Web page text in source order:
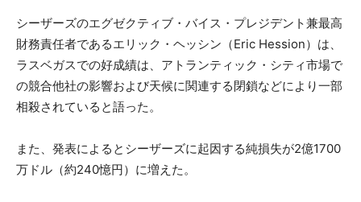
シーザーズのエグゼクティブ・バイス・プレジデント兼最高
財務責任者であるエリック・ヘッシン（Eric Hession）は、
ラスベガスでの好成績は、アトランティック・シティ市場で
の競合他社の影響および天候に関連する閉鎖などにより一部
相殺されていると語った。
また、発表によるとシーザーズに起因する純損失が2億1700
万ドル（約240憶円）に増えた。